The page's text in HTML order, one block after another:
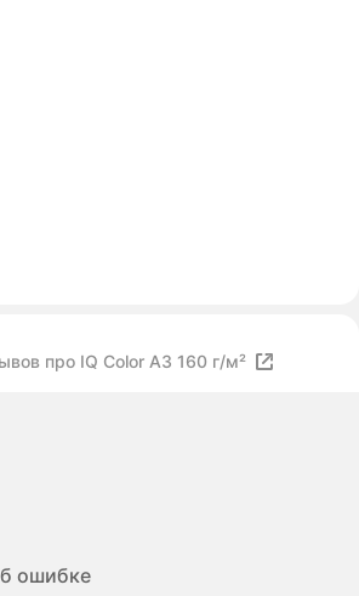
про IQ Color А3 160 г/м²
ошибке